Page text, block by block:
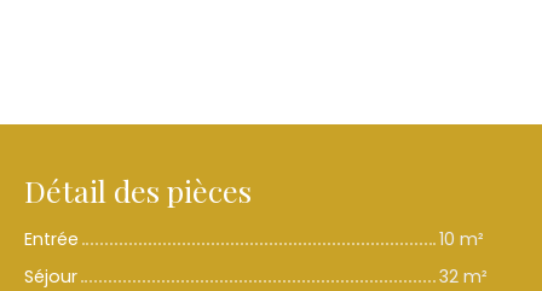
Détail des pièces
Entrée
10 m²
Séjour
32 m²